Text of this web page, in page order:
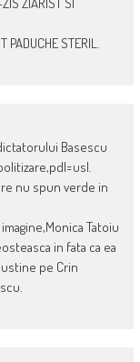
ZIARIST SI
PADUCHE STERIL.
Basescu
nu spun verde in
Tatoiu
in fata ca ea
pe Crin